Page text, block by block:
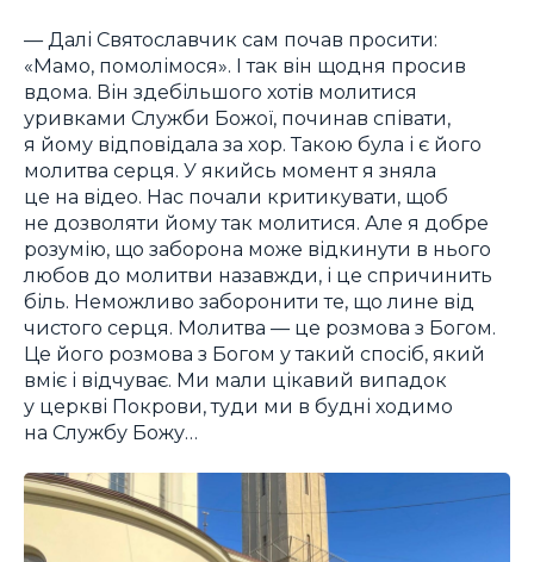
— Далі Святославчик сам почав просити:
«Мамо, помолімося». І так він щодня просив
вдома. Він здебільшого хотів молитися
уривками Служби Божої, починав співати,
я йому відповідала за хор. Такою була і є його
молитва серця. У якийсь момент я зняла
це на відео. Нас почали критикувати, щоб
не дозволяти йому так молитися. Але я добре
розумію, що заборона може відкинути в нього
любов до молитви назавжди, і це спричинить
біль. Неможливо заборонити те, що лине від
чистого серця. Молитва — це розмова з Богом.
Це його розмова з Богом у такий спосіб, який
вміє і відчуває. Ми мали цікавий випадок
у церкві Покрови, туди ми в будні ходимо
на Службу Божу…